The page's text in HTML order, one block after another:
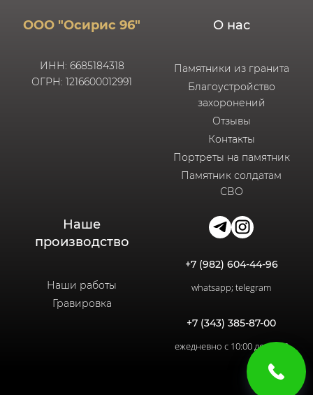
ООО "Осирис 96"
ИНН: 6685184318
ОГРН: 1216600012991
О нас
Памятники из гранита
Благоустройство
захоронений
Отзывы
Контакты
Портреты на памятник
Памятник солдатам
СВО
Наше
производство
Наши работы
Гравировка
+7 (982) 604-44-96
whatsapp; telegram
+7 (343) 385-87-00
ежедневно с 10:00 до 20:00